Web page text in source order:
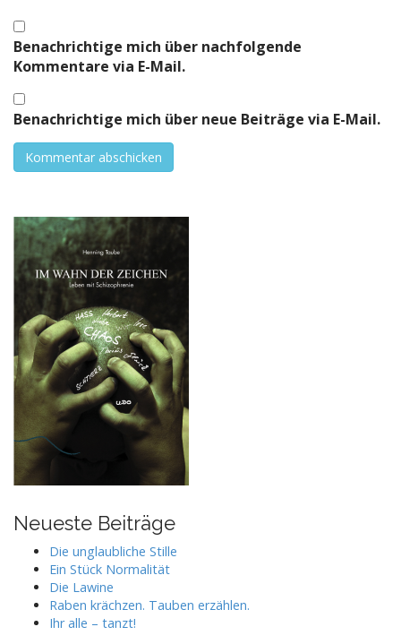
Benachrichtige mich über nachfolgende
Kommentare via E-Mail.
Benachrichtige mich über neue Beiträge via E-Mail.
Neueste Beiträge
Die unglaubliche Stille
Ein Stück Normalität
Die Lawine
Raben krächzen. Tauben erzählen.
Ihr alle – tanzt!